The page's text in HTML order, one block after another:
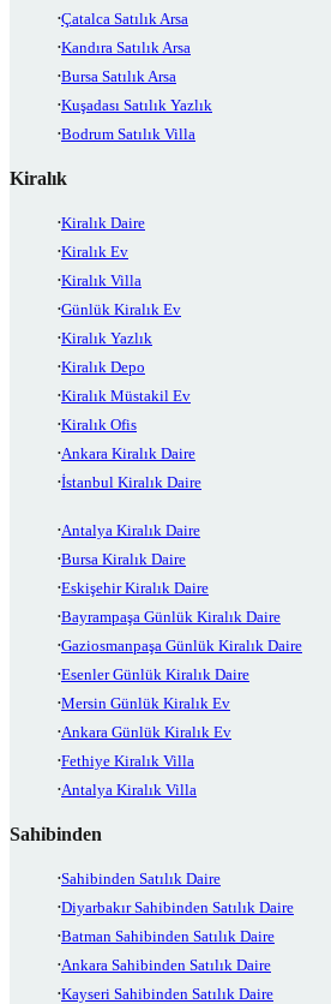
Çatalca Satılık Arsa
Kandıra Satılık Arsa
Bursa Satılık Arsa
Kuşadası Satılık Yazlık
Bodrum Satılık Villa
Kiralık
Kiralık Daire
Kiralık Ev
Kiralık Villa
Günlük Kiralık Ev
Kiralık Yazlık
Kiralık Depo
Kiralık Müstakil Ev
Kiralık Ofis
Ankara Kiralık Daire
İstanbul Kiralık Daire
Antalya Kiralık Daire
Bursa Kiralık Daire
Eskişehir Kiralık Daire
Bayrampaşa Günlük Kiralık Daire
Gaziosmanpaşa Günlük Kiralık Daire
Esenler Günlük Kiralık Daire
Mersin Günlük Kiralık Ev
Ankara Günlük Kiralık Ev
Fethiye Kiralık Villa
Antalya Kiralık Villa
Sahibinden
Sahibinden Satılık Daire
Diyarbakır Sahibinden Satılık Daire
Batman Sahibinden Satılık Daire
Ankara Sahibinden Satılık Daire
Kayseri Sahibinden Satılık Daire